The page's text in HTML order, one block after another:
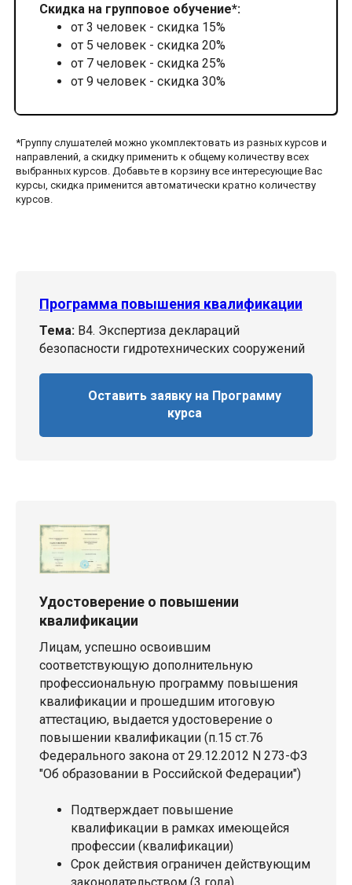
Скидка на групповое обучение*:
от 3 человек - скидка 15%
от 5 человек - скидка 20%
от 7 человек - скидка 25%
от 9 человек - скидка 30%
*Группу слушателей можно укомплектовать из разных курсов и
направлений, а скидку применить к общему количеству всех
выбранных курсов. Добавьте в корзину все интересующие Вас
курсы, скидка применится автоматически кратно количеству
курсов.
Программа повышения квалификации
Тема: В4. Экспертиза деклараций
безопасности гидротехнических сооружений
Оставить заявку на Программу
курса
Удостоверение о повышении
квалификации
Лицам, успешно освоившим
соответствующую дополнительную
профессиональную программу повышения
квалификации и прошедшим итоговую
аттестацию, выдается удостоверение о
повышении квалификации (п.15 ст.76
Федерального закона от 29.12.2012 N 273-ФЗ
"Об образовании в Российской Федерации")
Подтверждает повышение
квалификации в рамках имеющейся
профессии (квалификации)
Срок действия ограничен действующим